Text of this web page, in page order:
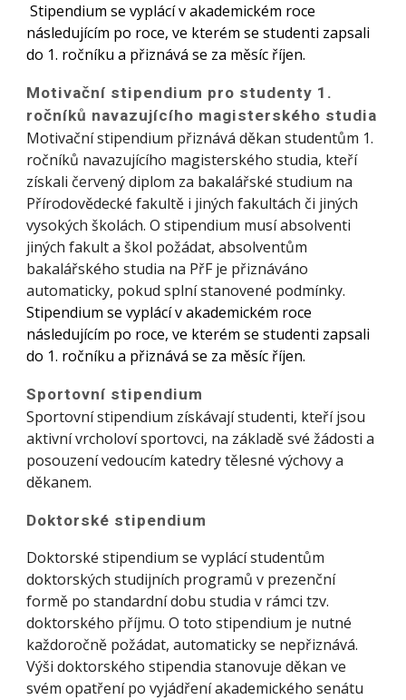
Stipendium se vyplácí v akademickém roce
následujícím po roce, ve kterém se studenti zapsali
do 1. ročníku a přiznává se za měsíc říjen.
Motivační stipendium pro studenty 1.
ročníků navazujícího magisterského studia
Motivační stipendium přiznává děkan studentům 1.
ročníků navazujícího magisterského studia, kteří
získali červený diplom za bakalářské studium na
Přírodovědecké fakultě i jiných fakultách či jiných
vysokých školách. O stipendium musí absolventi
jiných fakult a škol požádat, absolventům
bakalářského studia na PřF je přiznáváno
automaticky, pokud splní stanovené podmínky.
Stipendium se vyplácí v akademickém roce
následujícím po roce, ve kterém se studenti zapsali
do 1. ročníku a přiznává se za měsíc říjen.
Sportovní stipendium
Sportovní stipendium získávají studenti, kteří jsou
aktivní vrcholoví sportovci, na základě své žádosti a
posouzení vedoucím katedry tělesné výchovy a
děkanem.
Doktorské stipendium
Doktorské stipendium se vyplácí studentům
doktorských studijních programů v prezenční
formě po standardní dobu studia v rámci tzv.
doktorského příjmu. O toto stipendium je nutné
každoročně požádat, automaticky se nepřiznává.
Výši doktorského stipendia stanovuje děkan ve
svém opatření po vyjádření akademického senátu